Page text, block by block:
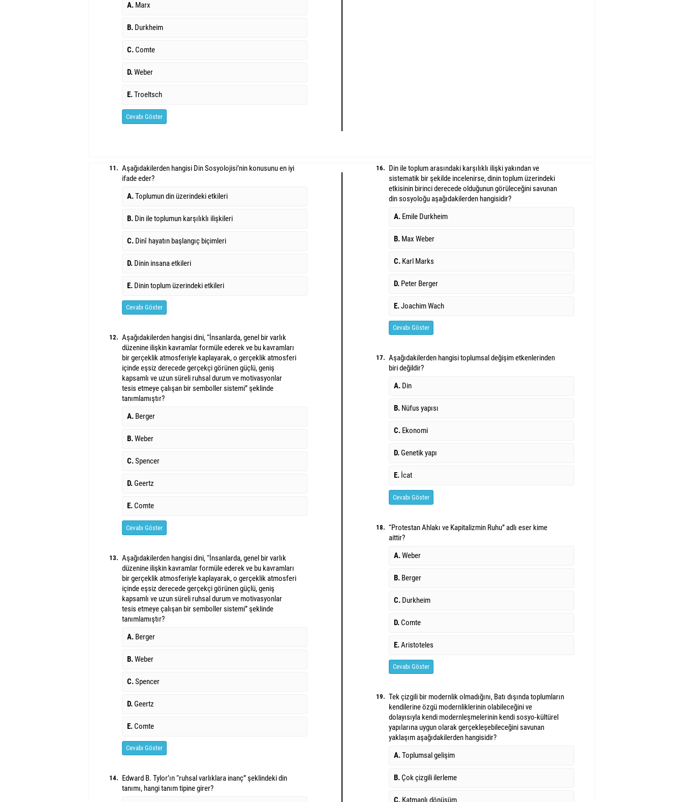
A. Marx
B. Durkheim
C.Comte
D.Weber
E.Troeltsch
Cevabı Göster
11. Aşağıdakilerden hangisi Din Sosyolojisi’nin konusunu en iyi
ifade eder?
A.Toplumun din üzerindeki etkileri
B. Din ile toplumun karşılıklı ilişkileri
C. Dinî hayatın başlangıç biçimleri
D. Dinin insana etkileri
E. Dinin toplum üzerindeki etkileri
Cevabı Göster
12. Aşağıdakilerden hangisi dini, “İnsanlarda, genel bir varlık
düzenine ilişkin kavramlar formüle ederek ve bu kavramları
bir gerçeklik atmosferiyle kaplayarak, o gerçeklik atmosferi
içinde eşsiz derecede gerçekçi görünen güçlü, geniş
kapsamlı ve uzun süreli ruhsal durum ve motivasyonlar
tesis etmeye çalışan bir semboller sistemi” şeklinde
tanımlamıştır?
A. Berger
B.Weber
C.Spencer
D.Geertz
E.Comte
Cevabı Göster
13. Aşağıdakilerden hangisi dini, “İnsanlarda, genel bir varlık
düzenine ilişkin kavramlar formüle ederek ve bu kavramları
bir gerçeklik atmosferiyle kaplayarak, o gerçeklik atmosferi
içinde eşsiz derecede gerçekçi görünen güçlü, geniş
kapsamlı ve uzun süreli ruhsal durum ve motivasyonlar
tesis etmeye çalışan bir semboller sistemi” şeklinde
tanımlamıştır?
A. Berger
B.Weber
C.Spencer
D.Geertz
E.Comte
Cevabı Göster
14. Edward B. Tylor’ın “ruhsal varlıklara inanç” şeklindeki din
tanımı, hangi tanım tipine girer?
16. Din ile toplum arasındaki karşılıklı ilişki yakından ve
sistematik bir şekilde incelenirse, dinin toplum üzerindeki
etkisinin birinci derecede olduğunun görüleceğini savunan
din sosyoloğu aşağıdakilerden hangisidir?
A. Emile Durkheim
B. Max Weber
C. Karl Marks
D. Peter Berger
E.Joachim Wach
Cevabı Göster
17. Aşağıdakilerden hangisi toplumsal değişim etkenlerinden
biri değildir?
A. Din
B. Nüfus yapısı
C. Ekonomi
D.Genetik yapı
E. İcat
Cevabı Göster
18. “Protestan Ahlakı ve Kapitalizmin Ruhu” adlı eser kime
aittir?
A.Weber
B. Berger
C. Durkheim
D.Comte
E.Aristoteles
Cevabı Göster
19. Tek çizgili bir modernlik olmadığını, Batı dışında toplumların
kendilerine özgü modernliklerinin olabileceğini ve
dolayısıyla kendi modernleşmelerinin kendi sosyo-kültürel
yapılarına uygun olarak gerçekleşebileceğini savunan
yaklaşım aşağıdakilerden hangisidir?
A.Toplumsal gelişim
B.Çok çizgili ilerleme
C. Katmanlı dönüşüm